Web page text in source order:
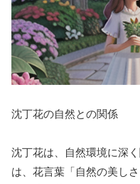
沈丁花の自然との関係
沈丁花は、自然環境に深
は、花言葉「自然の美し